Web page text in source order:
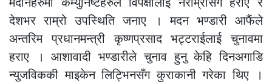
देशभर राम्रो उपस्थिति जनाए । मदन भण्डारी आफैंले
अन्तरिम प्रधानमन्त्री कृष्णप्रसाद भट्टराईलाई चुनावमा
हराए । आशावादी भण्डारीले चुनाव हुनु केहि दिनअगाडि
न्युजविककी माइकेन लिट्भिनसँग कुराकानी गरेका थिए ।